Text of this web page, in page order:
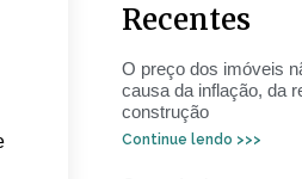
Recentes
O preço dos imóveis
causa da inflação, da
construção
Continue lendo >>>